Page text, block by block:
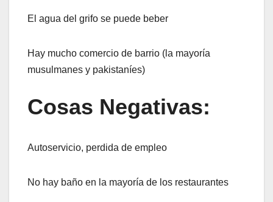
El agua del grifo se puede beber
Hay mucho comercio de barrio (la mayoría
musulmanes y pakistaníes)
Cosas Negativas:
Autoservicio, perdida de empleo
No hay baño en la mayoría de los restaurantes